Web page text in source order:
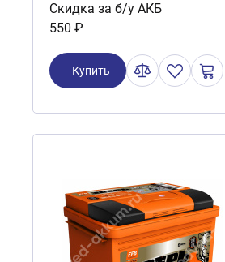
Скидка за б/у АКБ
550 ₽
Купить